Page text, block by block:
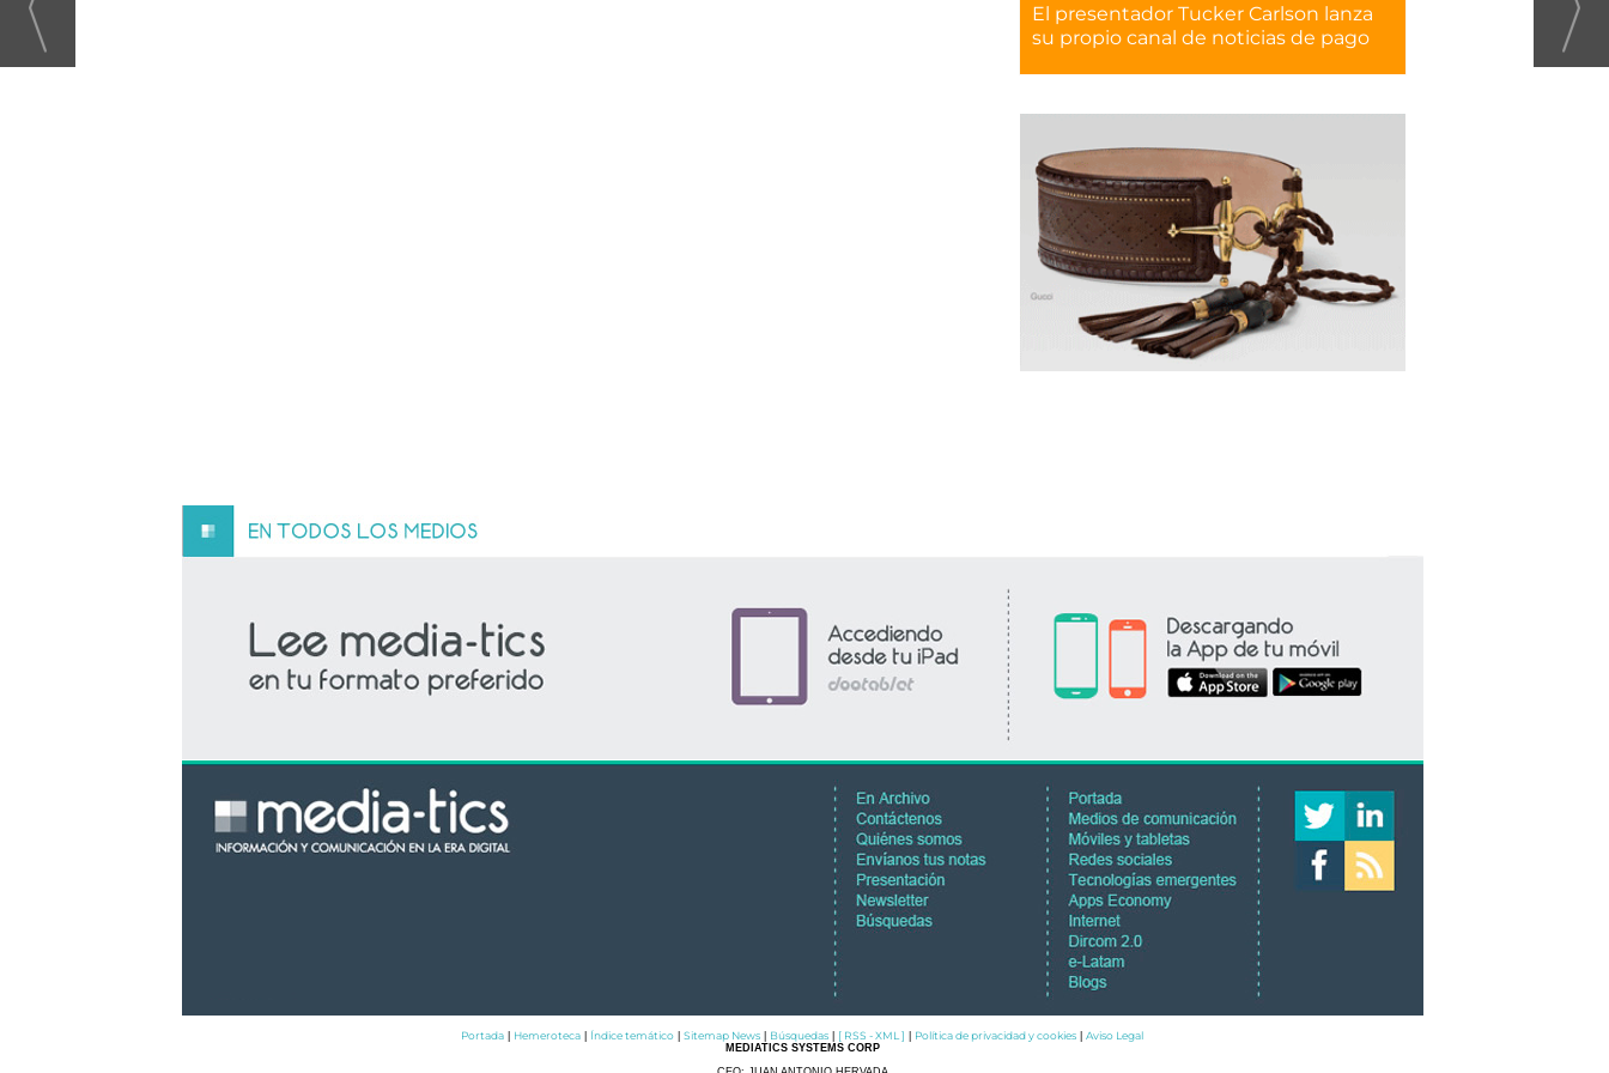
El presentador Tucker Carlson lanza
su propio canal de noticias de pago
Portada Hemeroteca Índice temático Sitemap News Búsquedas [ RSS - XML ] Política de privacidad y cookies Aviso Legal
MEDIATICS SYSTEMS CORP